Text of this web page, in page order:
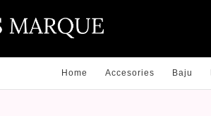
Home Accesories Baju